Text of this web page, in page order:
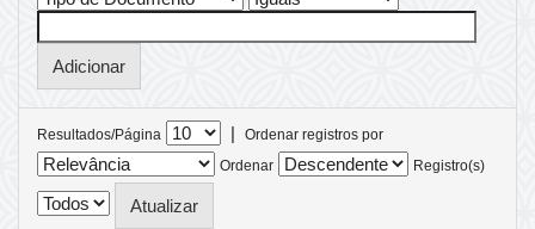
Resultados/Página |
Ordenar registros por
Ordenar
Registro(s)